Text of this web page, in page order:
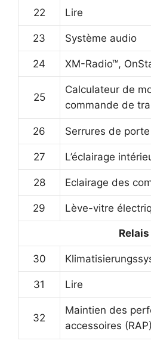
22 Lire
23 Système audio
24 XM-Radio™,
25
Calculateur de
commande de
26 Serrures de porte
27 L’éclairage
28 Eclairage des
29 Lève-vitre
Relais
30
31 Lire
32
Maintien des
accessoires (RAP)